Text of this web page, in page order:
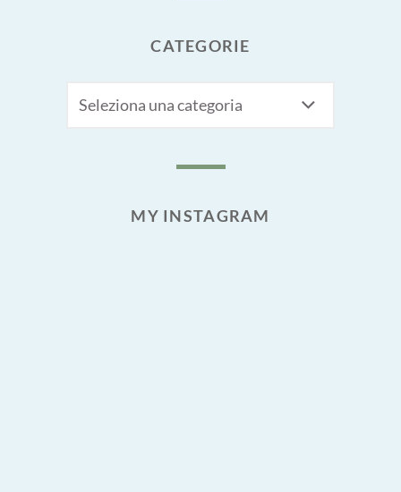
CATEGORIE
MY INSTAGRAM